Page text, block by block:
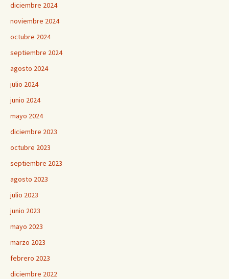
diciembre 2024
noviembre 2024
octubre 2024
septiembre 2024
agosto 2024
julio 2024
junio 2024
mayo 2024
diciembre 2023
octubre 2023
septiembre 2023
agosto 2023
julio 2023
junio 2023
mayo 2023
marzo 2023
febrero 2023
diciembre 2022